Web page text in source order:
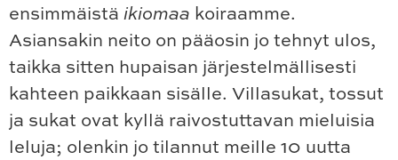
ensimmäistä ikiomaa koiraamme.
Asiansakin neito on pääosin jo tehnyt ulos,
taikka sitten hupaisan järjestelmällisesti
kahteen paikkaan sisälle. Villasukat, tossut
ja sukat ovat kyllä raivostuttavan mieluisia
leluja; olenkin jo tilannut meille 10 uutta